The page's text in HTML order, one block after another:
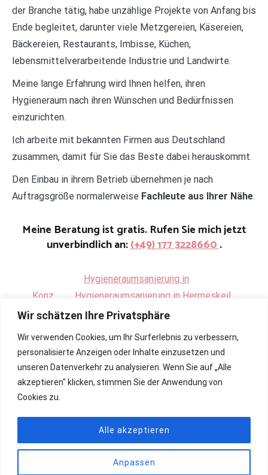
Wir schätzen Ihre Privatsphäre
Wir verwenden Cookies, um Ihr Surferlebnis zu verbessern,
personalisierte Anzeigen oder Inhalte einzusetzen und
unseren Datenverkehr zu analysieren. Wenn Sie auf „Alle
akzeptieren" klicken, stimmen Sie der Anwendung von
Cookies zu.
Anpassen
Alle akzeptieren
der Branche tätig, habe unzählige Projekte von Anfang bis
Ende begleitet, darunter viele Metzgereien, Käsereien,
Bäckereien, Restaurants, Imbisse, Küchen,
lebensmittelverarbeitende Industrie und Landwirte.
Meine lange Erfahrung wird Ihnen helfen, ihren
Hygieneraum nach ihren Wünschen und Bedürfnissen
einzurichten.
Ich arbeite mit bekannten Firmen aus Deutschland
zusammen, damit für Sie das Beste dabei herauskommt.
Den Einbau in ihrem Betrieb übernehmen je nach
Auftragsgröße normalerweise Fachleute aus Ihrer Nähe.
Meine Beratung ist gratis. Rufen Sie mich jetzt
unverbindlich an:(+49) 177 3228660.
Hygieneraumsanierung in
Konz
Hygieneraumsanierung in Hermeskeil
Renovierung, Bau und Sanierung ihrer